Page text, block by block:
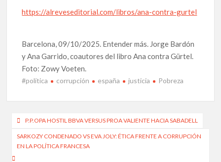
https://alreveseditorial.com/libros/ana-contra-gurtel
Barcelona, 09/10/2025. Entender más. Jorge Bardón
y Ana Garrido, coautores del libro Ana contra Gürtel.
Foto: Zowy Voeten.
#política corrupción españa justicia Pobreza
Navegación
de
entradas
P.P.OPA HOSTIL BBVA VERSUS PROA VALIENTE HACIA SABADELL
SARKOZY CONDENADO VS EVA JOLY: ÉTICA FRENTE A CORRUPCIÓN
EN LA POLÍTICA FRANCESA